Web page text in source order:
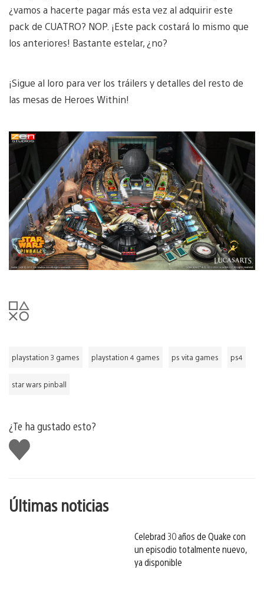
¿vamos a hacerte pagar más esta vez al adquirir este
pack de CUATRO? NOP. ¡Este pack costará lo mismo que
los anteriores! Bastante estelar, ¿no?
¡Sigue al loro para ver los tráilers y detalles del resto de
las mesas de Heroes Within!
playstation 3 games playstation 4 games ps vita games ps4
star wars pinball
¿Te ha gustado esto?
Me
gusta
Últimas noticias
Celebrad 30 años de Quake con
un episodio totalmente nuevo,
ya disponible